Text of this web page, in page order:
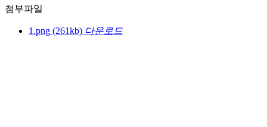
첨부파일
1.png (261kb) 다운로드